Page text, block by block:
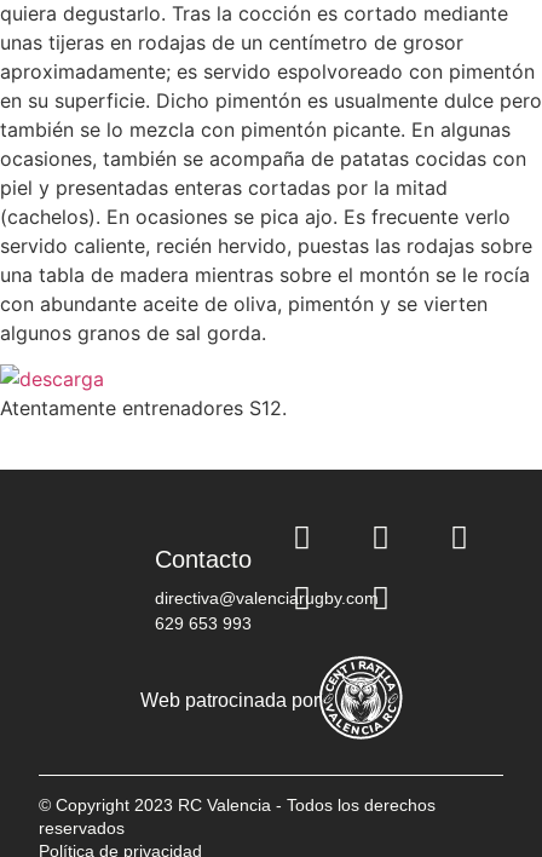
quiera degustarlo. Tras la cocción es cortado mediante
unas tijeras en rodajas de un centímetro de grosor
aproximadamente; es servido espolvoreado con pimentón
en su superficie. Dicho pimentón es usualmente dulce pero
también se lo mezcla con pimentón picante. En algunas
ocasiones, también se acompaña de patatas cocidas con
piel y presentadas enteras cortadas por la mitad
(cachelos). En ocasiones se pica ajo. Es frecuente verlo
servido caliente, recién hervido, puestas las rodajas sobre
una tabla de madera mientras sobre el montón se le rocía
con abundante aceite de oliva, pimentón y se vierten
algunos granos de sal gorda.
Atentamente entrenadores S12.
Contacto
directiva@valenciarugby.com
629 653 993
Web patrocinada por
© Copyright 2023 RC Valencia - Todos los derechos
reservados
Política de privacidad